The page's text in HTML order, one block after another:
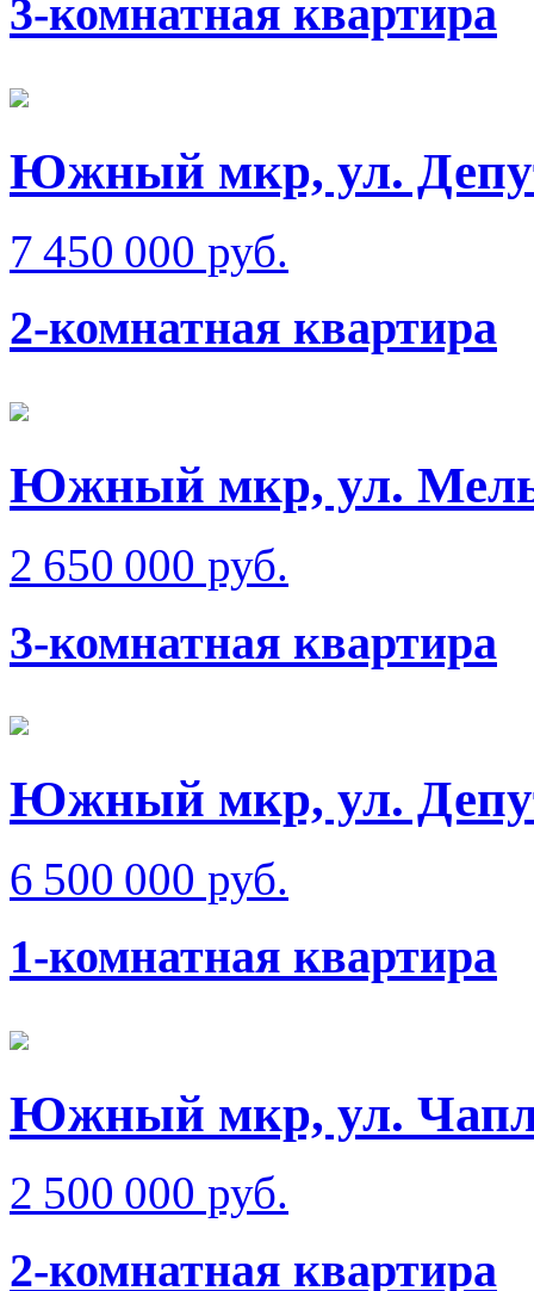
3-комнатная квартира
Южный мкр, ул.
7 450 000 руб.
2-комнатная квартира
Южный мкр, ул.
2 650 000 руб.
3-комнатная квартира
Южный мкр, ул.
6 500 000 руб.
1-комнатная квартира
Южный мкр, ул.
2 500 000 руб.
2-комнатная квартира